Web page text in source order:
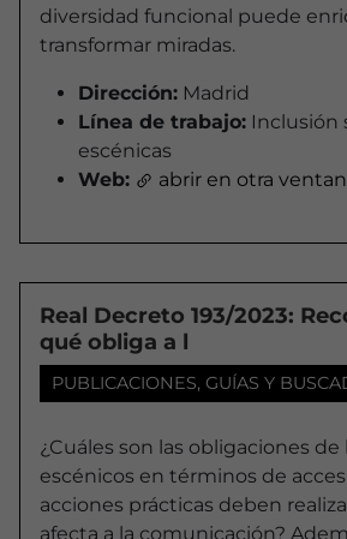
diversidad funcional puede
transformar miradas.
Dirección: Madrid
Línea de trabajo: Inclusión
escénicas
Web:
abrir en otra
Real Decreto 193/2023:
qué obliga a l
PUBLICACIONES, GUÍAS Y
¿Cuáles son las obligaciones de
escénicos en términos de
acciones prácticas deben
afecta a la comunicación?